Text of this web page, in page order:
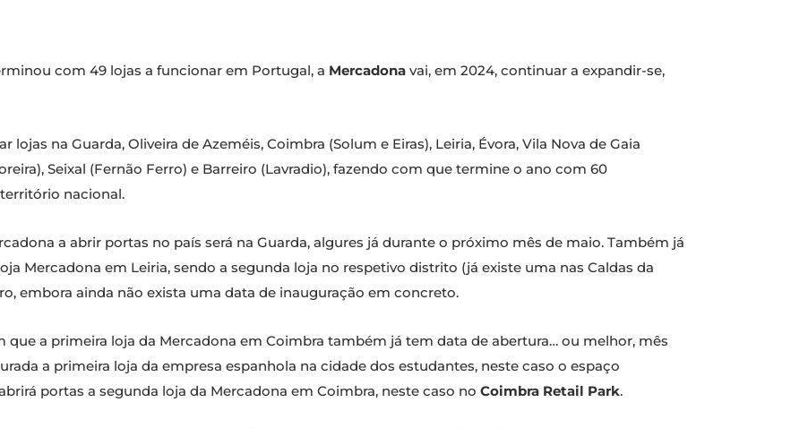
com 49 lojas a funcionar em Portugal, a Mercadona vai, em 2024, continuar a expandir-se,
lojas na Guarda, Oliveira de Azeméis, Coimbra (Solum e Eiras), Leiria, Évora, Vila Nova de Gaia
Seixal (Fernão Ferro) e Barreiro (Lavradio), fazendo com que termine o ano com 60
nacional.
a abrir portas no país será na Guarda, algures já durante o próximo mês de maio. Também já
Mercadona em Leiria, sendo a segunda loja no respetivo distrito (já existe uma nas Caldas da
embora ainda não exista uma data de inauguração em concreto.
a primeira loja da Mercadona em Coimbra também já tem data de abertura… ou melhor, mês
a primeira loja da empresa espanhola na cidade dos estudantes, neste caso o espaço
portas a segunda loja da Mercadona em Coimbra, neste caso no Coimbra Retail Park.